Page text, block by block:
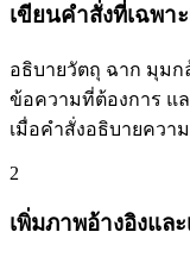
เขียนคำสั่งที่เฉพาะ
อธิบายวัตถุ ฉาก มุมก
ข้อความที่ต้องการ แล
เมื่อคำสั่งอธิบายคว
2
เพิ่มภาพอ้างอิงแล